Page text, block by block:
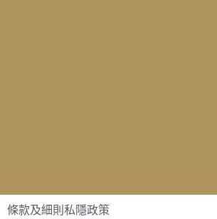
條款及細則 私隱政策